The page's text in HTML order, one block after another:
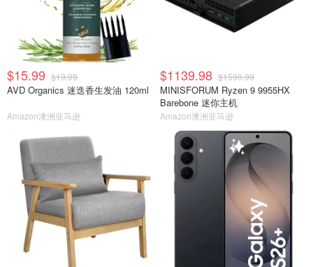
$15.99 $19.99
AVD Organics 迷迭香生发油 120ml
Amazon澳洲亚马逊
$1139.98 $1599.99
MINISFORUM Ryzen 9 9955HX
Barebone 迷你主机
Amazon澳洲亚马逊